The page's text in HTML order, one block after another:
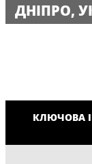
ДНІПРО,
КЛЮЧОВА